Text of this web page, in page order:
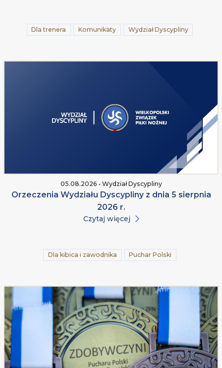
Dla trenera Komunikaty Wydział Dyscypliny
05.08.2026 • Wydział Dyscypliny
Orzeczenia Wydziału Dyscypliny z dnia 5 sierpnia
2026 r.
Czytaj więcej
Dla kibica i zawodnika Puchar Polski